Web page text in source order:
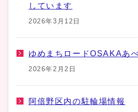
しています
2026年3月12日
ゆめまちロードOSAKAあ
2026年2月2日
阿倍野区内の駐輪場情報